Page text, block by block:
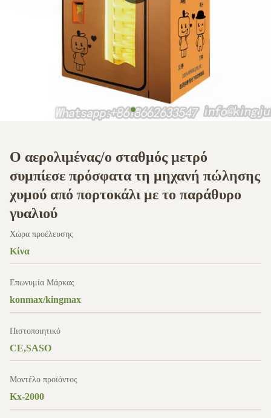
Ο αερολιμένας/ο σταθμός μετρό
συμπίεσε πρόσφατα τη μηχανή πώλησης
χυμού από πορτοκάλι με το παράθυρο
γυαλιού
Χώρα προέλευσης
Κίνα
Επωνυμία Μάρκας
konmax/kingmax
Πιστοποιητικό
CE,SASO
Μοντέλο προϊόντος
Kx-2000